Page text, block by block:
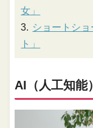
女」
ショートシ
ト」
AI（人工知能